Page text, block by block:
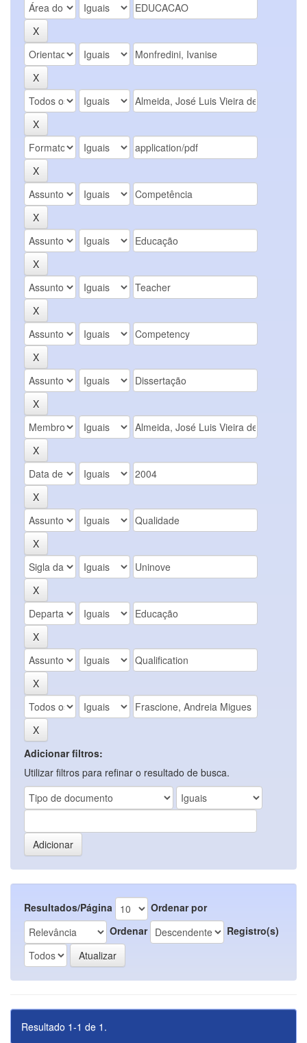
Adicionar filtros:
Utilizar filtros para refinar o resultado de busca.
Resultados/Página
Ordenar por
Ordenar
Registro(s)
Resultado 1-1 de 1.